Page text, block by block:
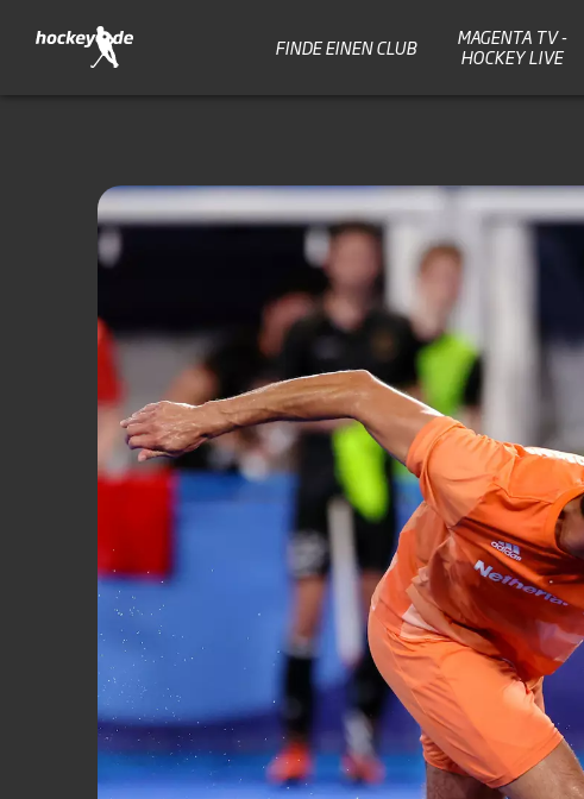
FINDE EINEN CLUB
MAGENTA TV -
HOCKEY LIVE